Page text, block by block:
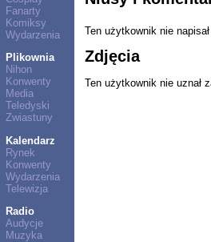
Fanarty
Komiksy
Wydarzenia
Plikownia
Nihon
Konwenty
Media
Teledyski
Zwiastuny
Kalendarz
Rynek
Konwenty
Wydarzenia
Telewizja
Radio
Audycje
Muzyka
Ten użytkownik nie
Zdjęcia
Ten użytkownik nie uznał